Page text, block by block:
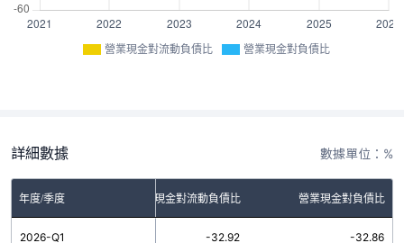
營業現金對流動負債比 營業現金對負債比
詳細數據 數據單位：%
年度/季度 營業現金對流動負債比 營業現金對負債比
2026-Q1 -32.92 -32.86